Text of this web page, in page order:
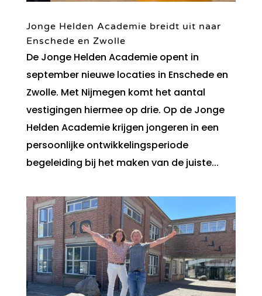
Jonge Helden Academie breidt uit naar
Enschede en Zwolle
De Jonge Helden Academie opent in
september nieuwe locaties in Enschede en
Zwolle. Met Nijmegen komt het aantal
vestigingen hiermee op drie. Op de Jonge
Helden Academie krijgen jongeren in een
persoonlijke ontwikkelingsperiode
begeleiding bij het maken van de juiste...